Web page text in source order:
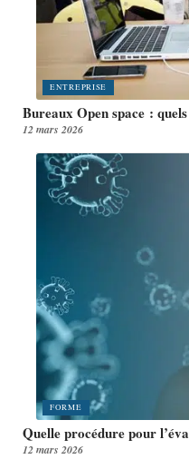
ENTREPRISE
Bureaux Open space :
12 mars 2026
FORME
Quelle procédure pour
12 mars 2026